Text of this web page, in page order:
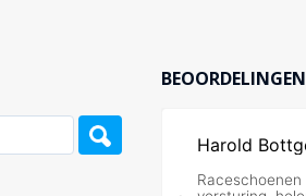
BEOORDELINGEN